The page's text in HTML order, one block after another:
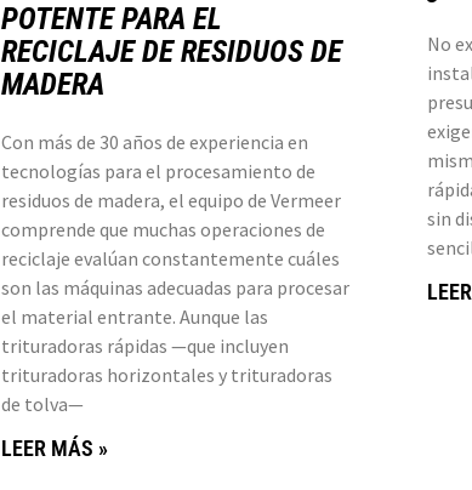
POTENTE PARA EL
RECICLAJE DE RESIDUOS DE
MADERA
Con más de 30 años de experiencia en
tecnologías para el procesamiento de
residuos de madera, el equipo de Vermeer
comprende que muchas operaciones de
reciclaje evalúan constantemente cuáles
son las máquinas adecuadas para procesar
el material entrante. Aunque las
trituradoras rápidas —que incluyen
trituradoras horizontales y trituradoras
de tolva—
LEER MÁS »
No
sin